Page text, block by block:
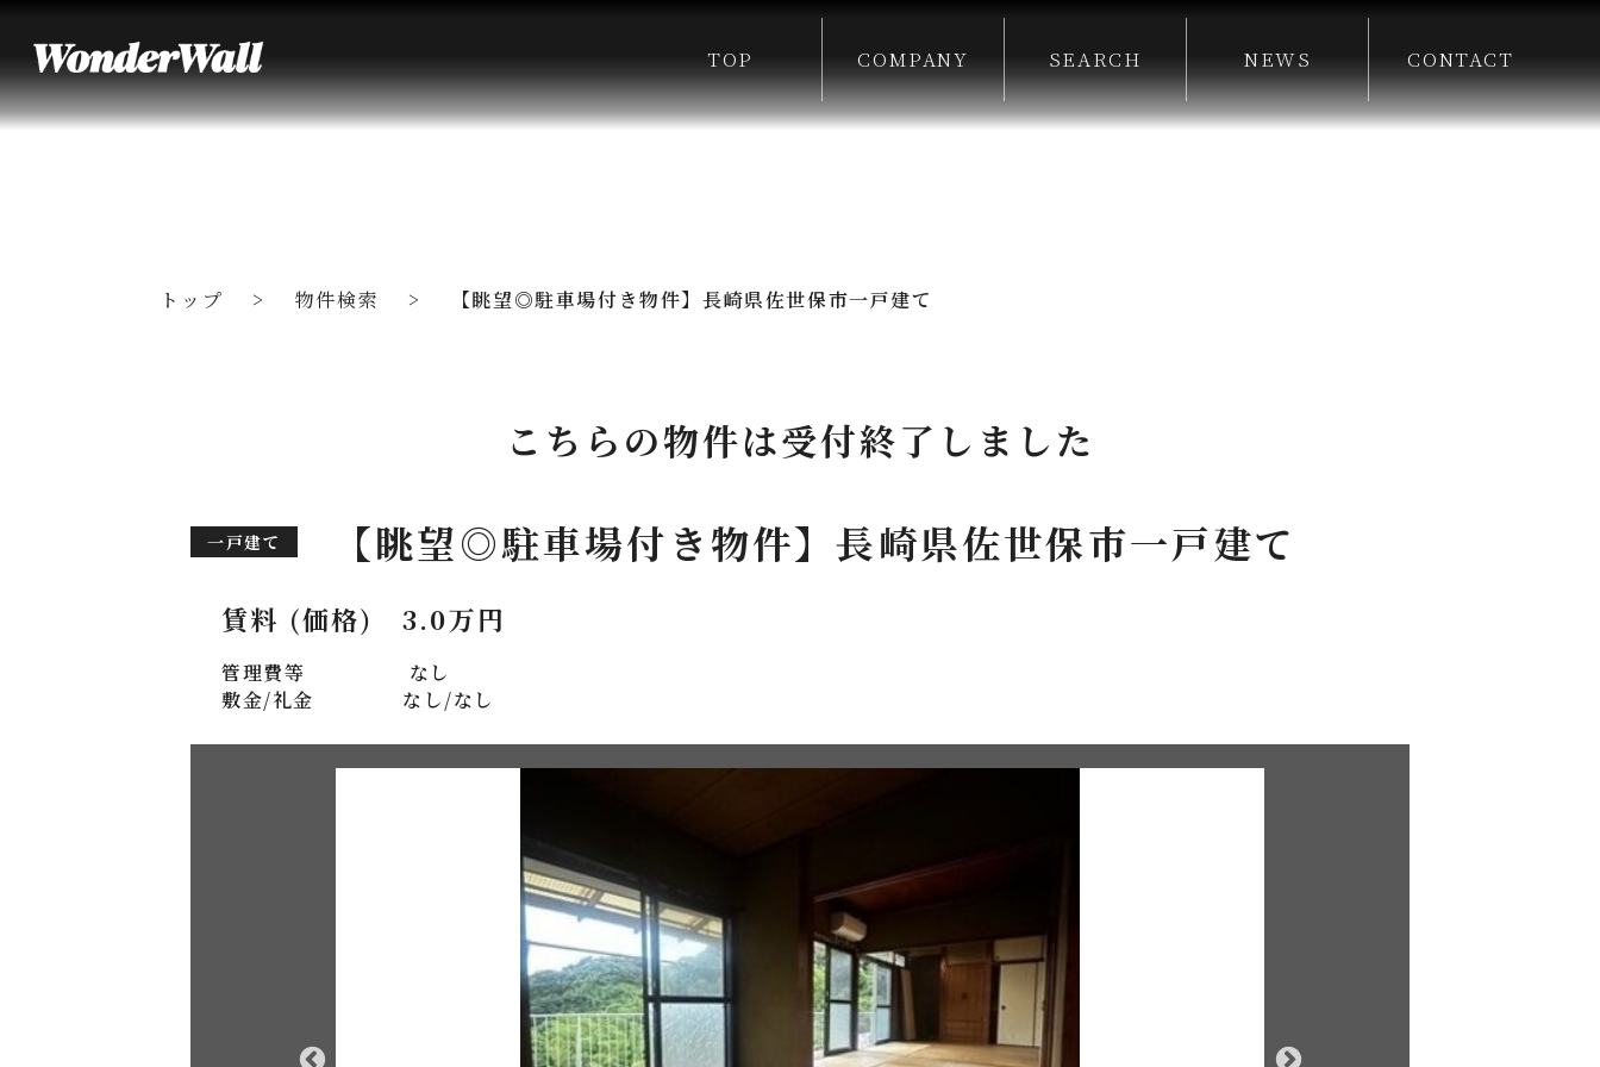
TOP COMPANY SEARCH NEWS CONTACT
トップ 物件検索 【眺望◎駐車場付き物件】長崎県佐世保市一戸建て
こちらの物件は受付終了しました
一戸建て 【眺望◎駐車場付き物件】長崎県佐世保市一戸建て
賃料 (価格) 3.0万円
管理費等
なし
敷金/礼金
なし/なし